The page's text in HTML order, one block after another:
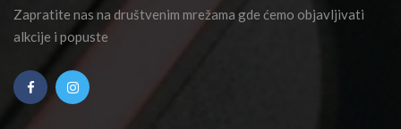
Zapratite nas na društvenim mrežama gde ćemo objavljivati
alkcije i popuste